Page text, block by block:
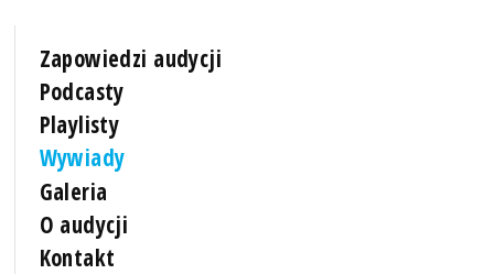
Zapowiedzi audycji
Podcasty
Playlisty
Wywiady
Galeria
O audycji
Kontakt